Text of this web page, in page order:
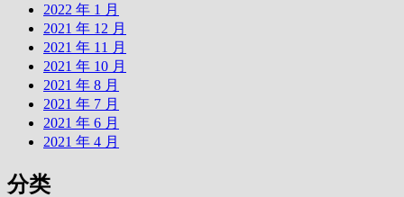
2022 年 1 月
2021 年 12 月
2021 年 11 月
2021 年 10 月
2021 年 8 月
2021 年 7 月
2021 年 6 月
2021 年 4 月
分类